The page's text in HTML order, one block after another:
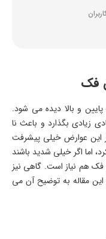
فک
و بالا دیده می شود.
زیادی بگذارد و باعث نا
این عوارض خیلی پیشرفت
اما اگر خیلی شدید باشند
هم نیاز است. گاهی نیز
مقاله به توضیح آن می